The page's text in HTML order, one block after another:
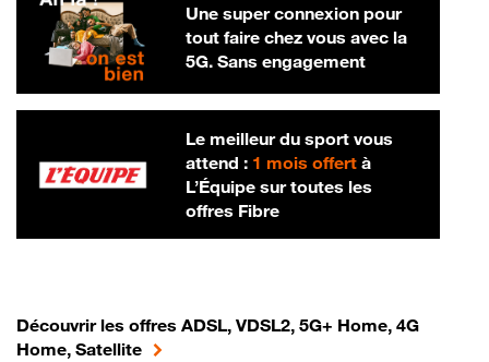
Une super connexion pour
tout faire chez vous avec la
5G. Sans engagement
Le meilleur du sport vous
attend : 1 mois offertà
L’Équipe sur toutes les
offres Fibre
Découvrir les offres ADSL, VDSL2, 5G+ Home, 4G
Home, Satellite